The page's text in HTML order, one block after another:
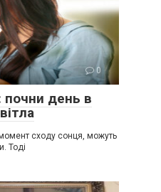
0
почни день в
сходу сонця, можуть
Тоді